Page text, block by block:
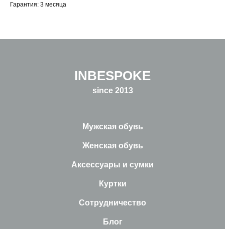
Гарантия: 3 месяца
INBESPOKE
since 2013
Мужская обувь
Женская обувь
Аксессуары и сумки
Куртки
Сотрудничество
Блог